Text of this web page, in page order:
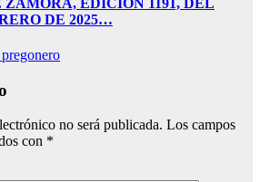
DE 2025…
no será publicada. Los campos
con *